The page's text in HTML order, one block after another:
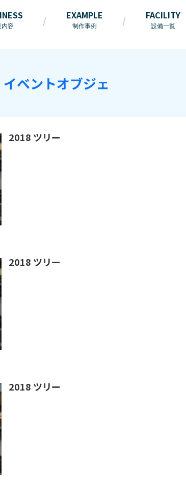
内容
EXAMPLE
制作事例
FACILITY
設備一覧
イベントオブジェ
2018 ツリー
2018 ツリー
2018 ツリー